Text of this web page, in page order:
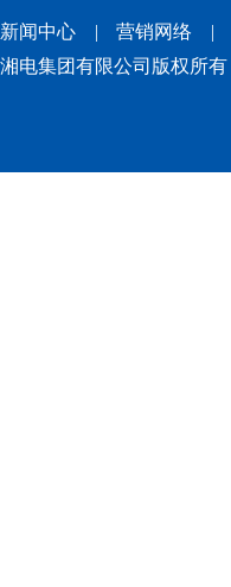
新闻中心 | 营销网络 |
湘电集团有限公司版权所有